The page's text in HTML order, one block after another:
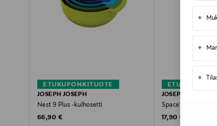
+
+
+
ETUKUPONKITUOTE
JOSEPH JOSEPH
Nest 9 Plus -kulhosetti
Original Price
66,90 €
JOSEPH JOSEPH
Space™ -pannu- ja
Original Price
17,90 €